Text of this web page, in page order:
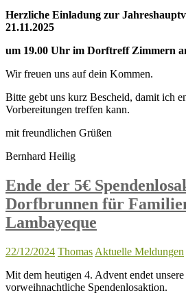
Herzliche Einladung zur
21.11.2025
um 19.00 Uhr im Dorftreff Zimmern
Wir freuen uns auf dein Kommen.
Bitte gebt uns kurz Bescheid, damit ich
Vorbereitungen treffen kann.
mit freundlichen Grüßen
Bernhard Heilig
Ende der 5€
Dorfbrunnen für
Lambayeque
22/12/2024 Thomas Aktuelle Meldungen
Mit dem heutigen 4. Advent endet
vorweihnachtliche Spendenlosaktion.